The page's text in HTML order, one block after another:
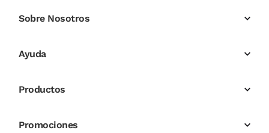
Sobre Nosotros
Ayuda
Productos
Promociones